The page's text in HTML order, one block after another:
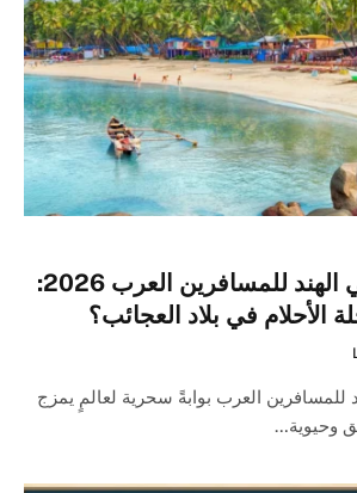
دليل السياحة في الهند للمسافرين العرب 2026:
في بلاد العجائب؟
للمسافرين العرب بوابةً سحرية لعالمٍ يمزج
وحيوية…